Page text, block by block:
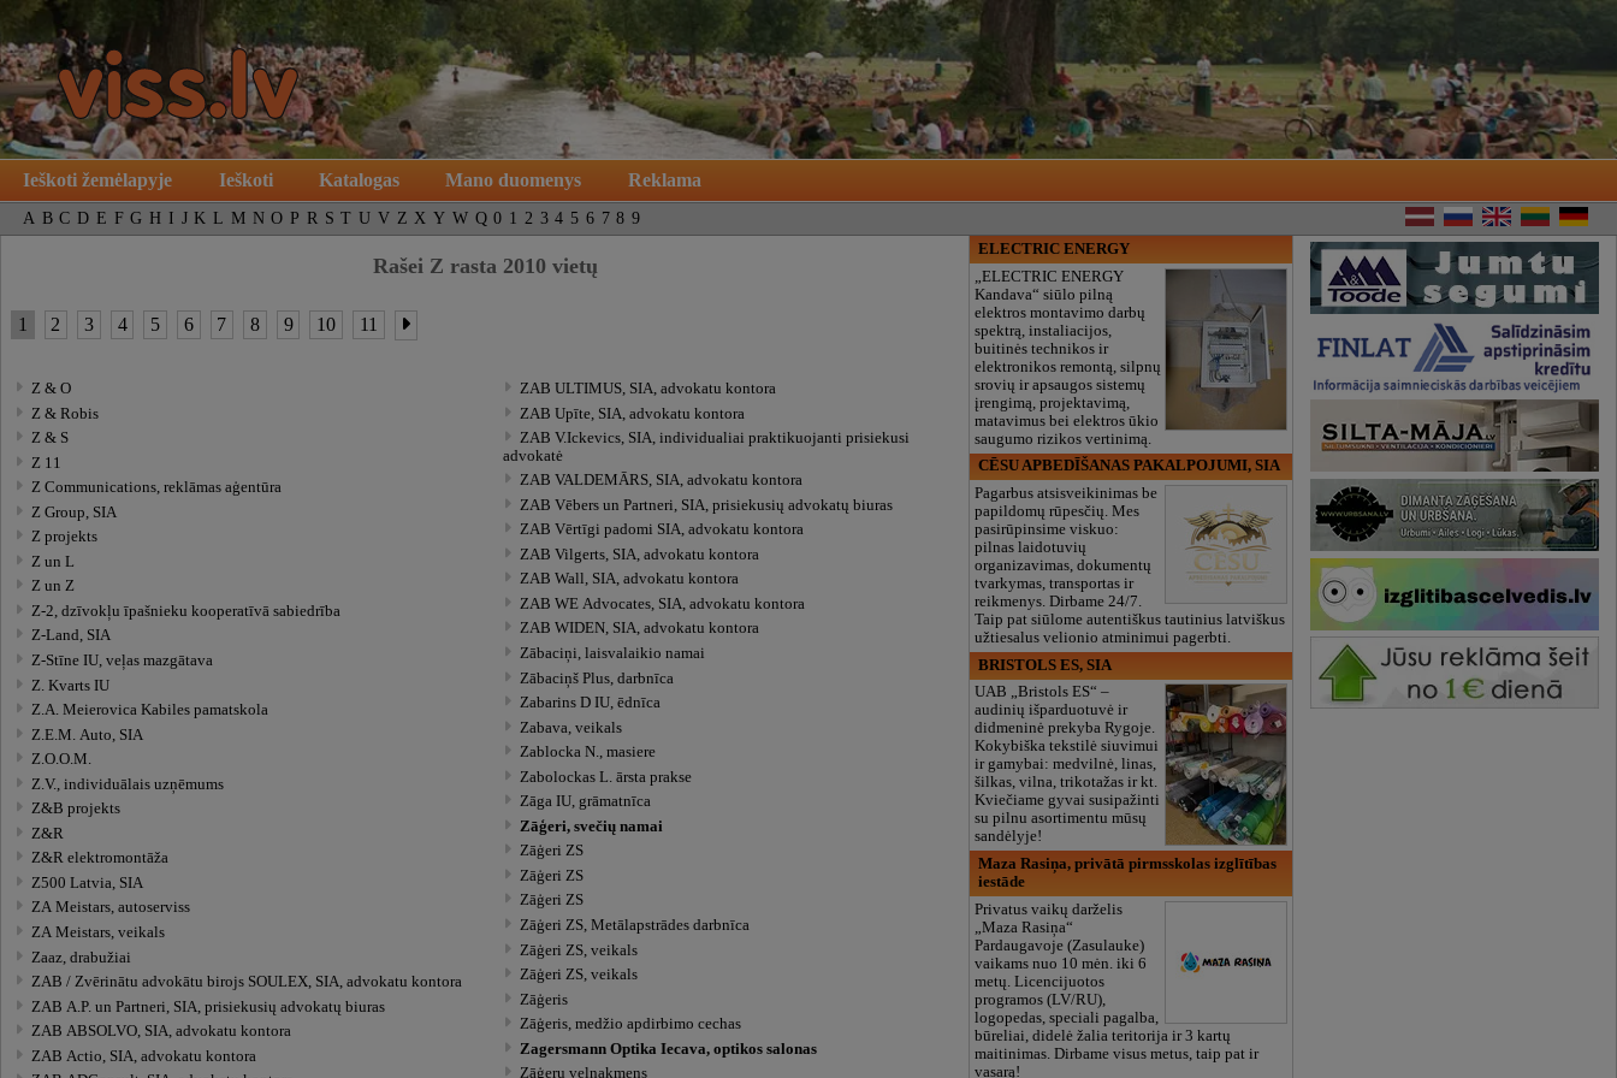
Ieškoti žemėlapyje Ieškoti Katalogas Mano duomenys Reklama
A B C D E F G H I J K L M N O P R S T U V Z X Y W Q 0 1 2 3 4 5 6 7 8 9
Rašei Z rasta 2010 vietų
1 2 3 4 5 6 7 8 9 10 11
Z & O
Z & Robis
Z & S
Z 11
Z Communications, reklāmas aģentūra
Z Group, SIA
Z projekts
Z un L
Z un Z
Z-2, dzīvokļu īpašnieku kooperatīvā sabiedrība
Z-Land, SIA
Z-Stīne IU, veļas mazgātava
Z. Kvarts IU
Z.A. Meierovica Kabiles pamatskola
Z.E.M. Auto, SIA
Z.O.O.M.
Z.V., individuālais uzņēmums
Z&B projekts
Z&R
Z&R elektromontāža
Z500 Latvia, SIA
ZA Meistars, autoserviss
ZA Meistars, veikals
Zaaz, drabužiai
ZAB / Zvērinātu advokātu birojs SOULEX, SIA, advokatu kontora
ZAB A.P. un Partneri, SIA, prisiekusių advokatų biuras
ZAB ABSOLVO, SIA, advokatu kontora
ZAB Actio, SIA, advokatu kontora
ZAB ULTIMUS, SIA, advokatu kontora
ZAB Upīte, SIA, advokatu kontora
ZAB V.Ickevics, SIA, individualiai praktikuojanti prisiekusi
advokatė
ZAB VALDEMĀRS, SIA, advokatu kontora
ZAB Vēbers un Partneri, SIA, prisiekusių advokatų biuras
ZAB Vērtīgi padomi SIA, advokatu kontora
ZAB Vilgerts, SIA, advokatu kontora
ZAB Wall, SIA, advokatu kontora
ZAB WE Advocates, SIA, advokatu kontora
ZAB WIDEN, SIA, advokatu kontora
Zābaciņi, laisvalaikio namai
Zābaciņš Plus, darbnīca
Zabarins D IU, ēdnīca
Zabava, veikals
Zablocka N., masiere
Zabolockas L. ārsta prakse
Zāga IU, grāmatnīca
Zāģeri, svečių namai
Zāģeri ZS
Zāģeri ZS
Zāģeri ZS
Zāģeri ZS, Metālapstrādes darbnīca
Zāģeri ZS, veikals
Zāģeri ZS, veikals
Zāģeris
Zāģeris, medžio apdirbimo cechas
Zagersmann Optika Iecava, optikos salonas
Zāģeru velnakmens
ELECTRIC ENERGY
„ELECTRIC ENERGY
Kandava“ siūlo pilną
elektros montavimo darbų
spektrą, instaliacijos,
buitinės technikos ir
elektronikos remontą, silpnų
srovių ir apsaugos sistemų
įrengimą, projektavimą,
matavimus bei elektros ūkio
saugumo rizikos vertinimą.
CĒSU APBEDĪŠANAS PAKALPOJUMI, SIA
Pagarbus atsisveikinimas be
papildomų rūpesčių. Mes
pasirūpinsime viskuo:
pilnas laidotuvių
organizavimas, dokumentų
tvarkymas, transportas ir
reikmenys. Dirbame 24/7.
Taip pat siūlome autentiškus tautinius latviškus
užtiesalus velionio atminimui pagerbti.
BRISTOLS ES, SIA
UAB „Bristols ES“ –
audinių išparduotuvė ir
didmeninė prekyba Rygoje.
Kokybiška tekstilė siuvimui
ir gamybai: medvilnė, linas,
šilkas, vilna, trikotažas ir kt.
Kviečiame gyvai susipažinti
su pilnu asortimentu mūsų
sandėlyje!
Maza Rasiņa, privātā pirmsskolas izglītības
iestāde
Privatus vaikų darželis
„Maza Rasiņa“
Pardaugavoje (Zasulauke)
vaikams nuo 10 mėn. iki 6
metų. Licencijuotos
programos (LV/RU),
logopedas, speciali pagalba,
būreliai, didelė žalia teritorija ir 3 kartų
maitinimas. Dirbame visus metus, taip pat ir
vasarą!